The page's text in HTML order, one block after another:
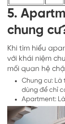
5.
chung
Khi tìm hiểu
với khái niệm
mối quan hệ
Chung cư: Là
dùng để chỉ
Apartment: